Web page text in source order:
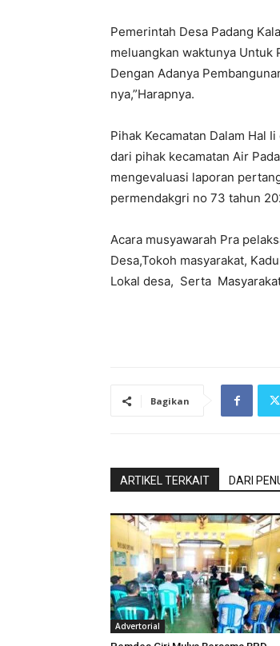
Pemerintah Desa Padang
meluangkan waktunya Untuk
Dengan Adanya
nya,”Harapnya.
Pihak Kecamatan Dalam Hal
dari pihak kecamatan Air
mengevaluasi laporan
permendakgri no 73 tahun
Acara musyawarah Pra
Desa,Tokoh masyarakat,
Lokal desa, Serta
Bagikan
ARTIKEL TERKAIT DARI
Advertorial